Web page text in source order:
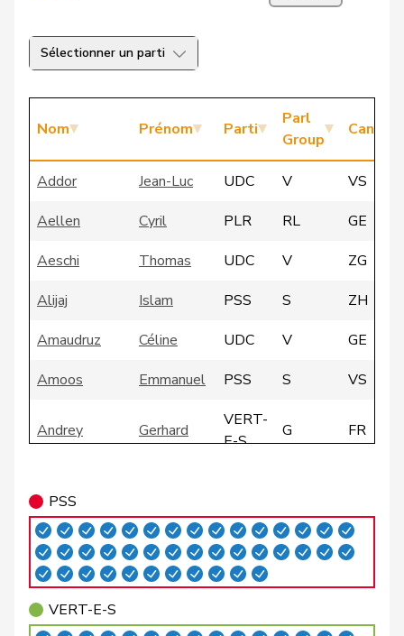
Sélectionner un parti
Nom Prénom Parti
Parl
Group
Canton
Addor Jean-Luc UDC V
VS
Aellen
Cyril PLR RL
GE
Aeschi
Thomas UDC V
ZG
Alijaj
Islam PSS S
ZH
Amaudruz
Céline UDC V
GE
Amoos
Emmanuel PSS S VS
Andrey Gerhard
VERT-
E-S
G FR
Badertscher
Badran Jacqueline PSS S
ZH
Bally
Maya Centre M-E
AG
Balmer
Bettina PLR RL
ZH
PSS
VERT-E-S